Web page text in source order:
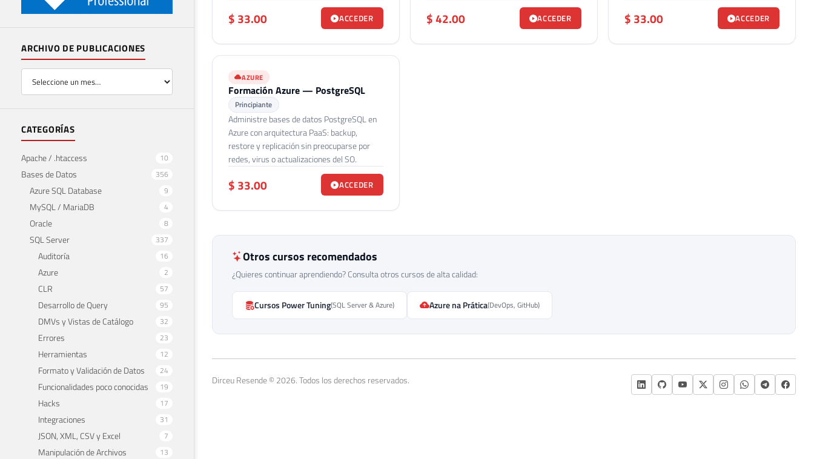
ARCHIVO DE PUBLICACIONES
CATEGORÍAS
Apache / .htaccess 10
Bases de Datos 356
Azure SQL Database 9
MySQL / MariaDB 4
Oracle 8
SQL Server 337
Auditoría 16
Azure 2
CLR 57
Desarrollo de Query 95
DMVs y Vistas de Catálogo 32
Errores 23
Herramientas 12
Formato y Validación de Datos 24
Funcionalidades poco conocidas 19
Hacks 17
Integraciones 31
JSON, XML, CSV y Excel 7
Manipulación de Archivos 13
$ 33.00 ACCEDER $ 42.00 ACCEDER $ 33.00 ACCEDER
AZURE
Formación Azure — PostgreSQL
Principiante
Administre bases de datos PostgreSQL en
Azure con arquitectura PaaS: backup,
restore y replicación sin preocuparse por
redes, virus o actualizaciones del SO.
$ 33.00 ACCEDER
Otros cursos recomendados
¿Quieres continuar aprendiendo? Consulta otros cursos de alta calidad:
Cursos Power Tuning(SQL Server & Azure) Azure na Prática(DevOps, GitHub)
Dirceu Resende © 2026. Todos los derechos reservados.